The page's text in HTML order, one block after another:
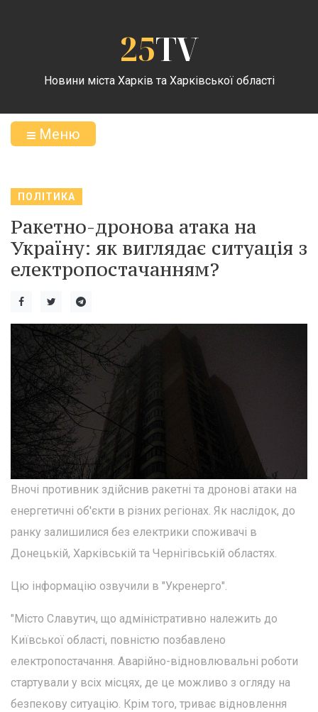
25TV
Новини міста Харків та Харківської області
Меню
ПОЛІТИКА
Ракетно-дронова атака на
Україну: як виглядає ситуація з
електропостачанням?
Вночі противник здійснив ракетні та дронові атаки на
енергетичні об'єкти в різних регіонах. Як наслідок, до
ранку залишилися без електрики споживачі в
Донецькій, Харківській та Чернігівській областях.
Цю інформацію озвучили в "Укренерго".
"Місто Славутич, що адміністративно належить до
Київської області, повністю позбавлено
електропостачання. Аварійно-відновлювальні роботи
стартували у всіх місцях, де це можливо з огляду на
безпекову ситуацію. Крім того, триває відновлення